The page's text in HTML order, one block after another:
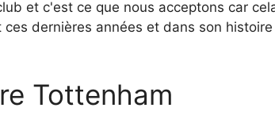
et c'est ce que nous acceptons car
dernières années et dans son histoire
Tottenham